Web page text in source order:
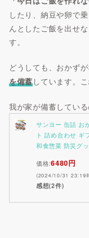
したり、納豆や卵で
んとしたご飯を出せ
す。
どうしても、おかず
を備蓄しています。こ
我が家が備蓄している
サンヨー 缶詰 お
ト 詰め合わせ ギ
和食惣菜 防災グ
価格:6480円
(2024/10/31 23:19
感想(2件)